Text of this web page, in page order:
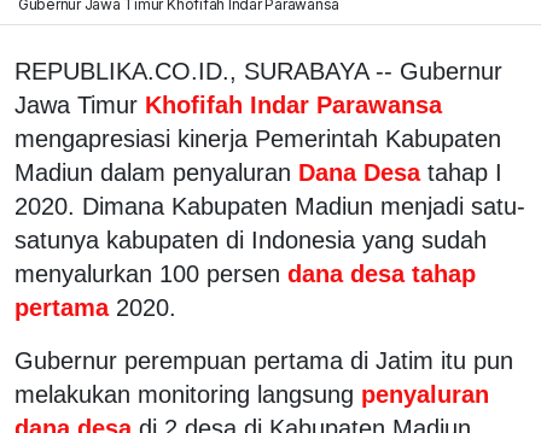
Gubernur Jawa Timur Khofifah Indar Parawansa
REPUBLIKA.CO.ID., SURABAYA -- Gubernur
Jawa Timur Khofifah Indar Parawansa
mengapresiasi kinerja Pemerintah Kabupaten
Madiun dalam penyaluran Dana Desa tahap I
2020. Dimana Kabupaten Madiun menjadi satu-
satunya kabupaten di Indonesia yang sudah
menyalurkan 100 persen dana desa tahap
pertama 2020.
Gubernur perempuan pertama di Jatim itu pun
melakukan monitoring langsung penyaluran